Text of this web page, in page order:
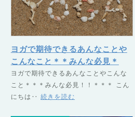
ヨガで期待できるあんなことや
こんなこと＊＊みんな必見＊
＊ | 山梨県甲府市・昭和町の
ヨガスクール TSUNAGU（つ
なぐ）
ヨガで期待できるあんなことやこんな
こと＊＊＊みんな必見！！＊＊＊ こん
にちは‥ 続きを読む